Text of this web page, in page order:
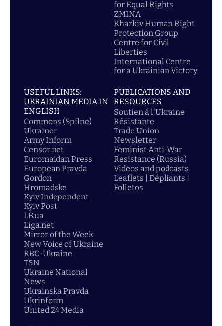
for Equal Rights
ZMINA
Kharkiv Human Right
Protection Group
Centre for Civil
Liberties
International Centre
for a Ukrainian Victory
USEFUL LINKS:
UKRAINIAN MEDIA IN
ENGLISH
Commons (Spilne)
Ukrainer
Army Inform
Censor.net
Euromaidan Press
European Pravda
Gordon
Hromadske
Kyiv Independent
Kyiv Post
LB.ua
Liga.net
Mirror of the Week
New Voice of Ukraine
RBC-Ukraine
TSN
Ukraine National
News
Ukrainska Pravda
Ukrinform
United 24 Media
PUBLICATIONS AND
RESOURCES
Soutien á l'Ukraine
Résistante
Trade Union
Newsletter
Feminist Anti-War
Resistance (Russia)
Videos and podcasts
Leaflets | Dépliants |
Folletos